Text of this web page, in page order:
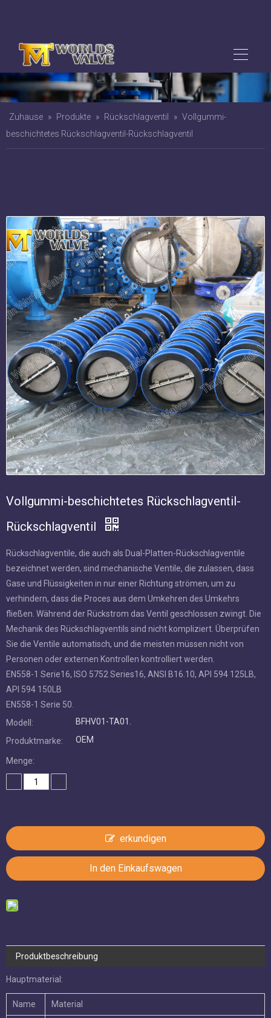
Zuhause » Produkte » Rückschlagventil » Vollgummi-
beschichtetes Rückschlagventil-Rückschlagventil
Vollgummi-beschichtetes Rückschlagventil-
Rückschlagventil
Rückschlagventile, die auch als Dual-Platten-Rückschlagventile
bezeichnet werden, sind mechanische Ventile, die zulassen, dass
Gase und Flüssigkeiten in nur einer Richtung strömen, um zu
verhindern, dass die Proces aus dem Umkehren des Umkehrs
fließen. Während der Rückstrom das Ventil geschlossen zwingt. Die
Mechanik des Rückschlagventils sind nicht kompliziert. Überprüfen
Sie die Ventile automatisch, und die meisten müssen nicht von
Personen oder externen Kontrollen kontrolliert werden.
EN558-1 Serie16, ISO 5752 Series16, ANSI B16.10, API 594 125LB,
API 594 150LB
EN558-1 Serie 50.
Modell:
BFHV01-TA01.
Produktmarke:
OEM
Menge:
erkundigen
In den Einkaufswagen
Produktbeschreibung
Hauptmaterial:
Name Material